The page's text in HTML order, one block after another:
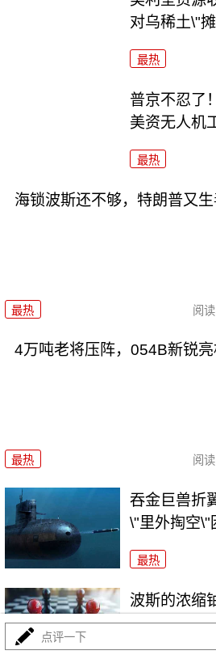
对乌稀土\"
最热
普京不忍了
美资无人机
最热
海锁波斯还不够，特朗普又
最热 阅读
4万吨老将压阵，054B新锐
最热 阅读
吞金巨兽折
\"里外掏空\"
最热
波斯的浓缩
拿，还是做
点评一下